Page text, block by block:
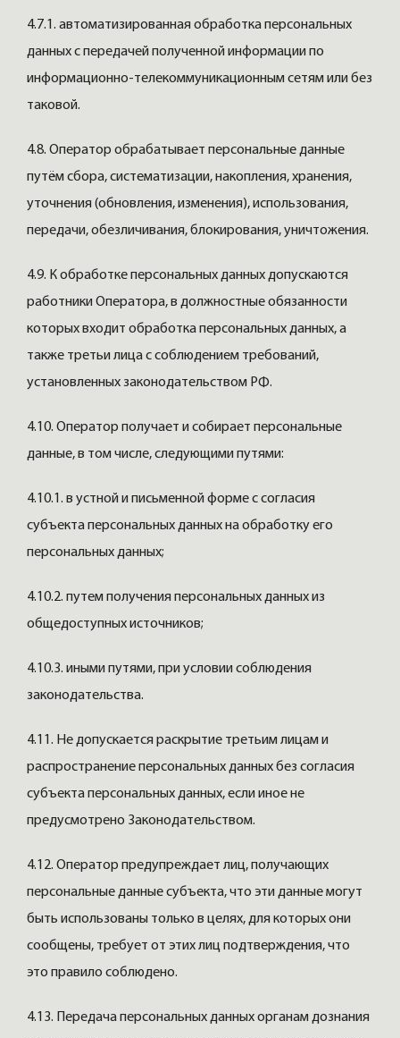
4.7.1. автоматизированная обработка персональных
данных с передачей полученной информации по
информационно-телекоммуникационным сетям или без
таковой.
4.8. Оператор обрабатывает персональные данные
путём сбора, систематизации, накопления, хранения,
уточнения (обновления, изменения), использования,
передачи, обезличивания, блокирования, уничтожения.
4.9. К обработке персональных данных допускаются
работники Оператора, в должностные обязанности
которых входит обработка персональных данных, а
также третьи лица с соблюдением требований,
установленных законодательством РФ.
4.10. Оператор получает и собирает персональные
данные, в том числе, следующими путями:
4.10.1. в устной и письменной форме с согласия
субъекта персональных данных на обработку его
персональных данных;
4.10.2. путем получения персональных данных из
общедоступных источников;
4.10.3. иными путями, при условии соблюдения
законодательства.
4.11. Не допускается раскрытие третьим лицам и
распространение персональных данных без согласия
субъекта персональных данных, если иное не
предусмотрено Законодательством.
4.12. Оператор предупреждает лиц, получающих
персональные данные субъекта, что эти данные могут
быть использованы только в целях, для которых они
сообщены, требует от этих лиц подтверждения, что
это правило соблюдено.
4.13. Передача персональных данных органам дознания